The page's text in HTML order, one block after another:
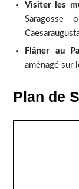
Visiter les
Flâner au
aménagé sur
Plan de